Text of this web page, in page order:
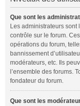
Que sont les
Les administrateurs
contrôle sur le forum.
opérations du forum,
bannissement
modérateurs, etc. Ils
l’ensemble des forums.
fondateur du forum.
Que sont les